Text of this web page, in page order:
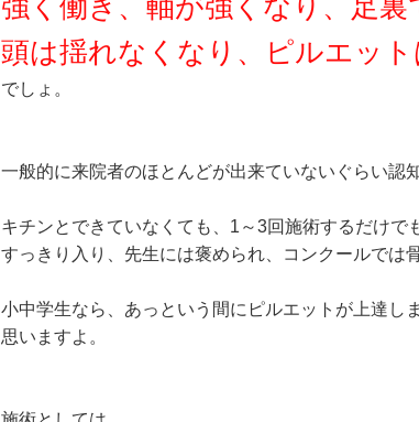
強く働き、軸が強くなり、足裏
頭は揺れなくなり、ピルエット
でしょ。
一般的に来院者のほとんどが出来ていないぐらい認
キチンとできていなくても、1～3回施術するだけで
すっきり入り、先生には褒められ、コンクールでは
小中学生なら、あっという間にピルエットが上達
思いますよ。